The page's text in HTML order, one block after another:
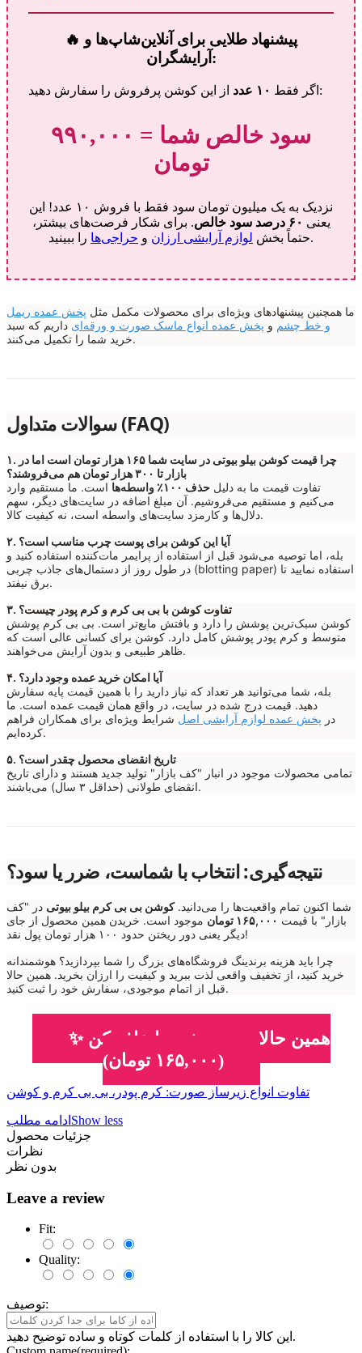
🔥 پیشنهاد طلایی برای آنلاین‌شاپ‌ها و
آرایشگران:
اگر فقط ۱۰ عدد از این کوشن پرفروش را سفارش دهید:
سود خالص شما = ۹۹۰,۰۰۰
تومان
نزدیک به یک میلیون تومان سود فقط با فروش ۱۰ عدد! این
یعنی ۶۰ درصد سود خالص
. برای شکار فرصت‌های بیشتر،
حتماً بخش لوازم آرایشی ارزان و حراجی‌ها را ببینید.
ما همچنین پیشنهادهای ویژه‌ای برای محصولات مکمل مثل پخش عمده ریمل
و خط چشم و پخش عمده انواع ماسک صورت و ورقه‌ای داریم که سبد
خرید شما را تکمیل می‌کنند.
سوالات متداول (FAQ)
۱. چرا قیمت کوشن بیلو بیوتی در سایت شما ۱۶۵ هزار تومان است اما در
بازار تا ۳۰۰ هزار تومان هم می‌فروشند؟
تفاوت قیمت ما به دلیل حذف ۱۰۰٪ واسطه‌ها
است. ما مستقیم وارد
می‌کنیم و مستقیم می‌فروشیم. آن مبلغ اضافه در سایت‌های دیگر، سهم
دلال‌ها و کارمزد سایت‌های واسطه است، نه کیفیت کالا.
۲. آیا این کوشن برای پوست چرب مناسب است؟
بله، اما توصیه می‌شود قبل از استفاده از پرایمر مات‌کننده استفاده کنید و
در طول روز از دستمال‌های جاذب چربی (blotting paper) استفاده نمایید تا
برق نیفتد.
۳. تفاوت کوشن با بی بی کرم و کرم پودر چیست؟
کوشن سبک‌ترین پوشش را دارد و بافتش مایع‌تر است. بی بی کرم پوشش
متوسط و کرم پودر پوشش کامل دارد. کوشن برای کسانی عالی است که
ظاهر طبیعی و بدون آرایش می‌خواهند.
۴. آیا امکان خرید عمده وجود دارد؟
بله، شما می‌توانید هر تعداد که نیاز دارید را با همین قیمت پایه سفارش
دهید. قیمت درج شده در سایت، در واقع همان قیمت عمده است. ما
در پخش عمده لوازم آرایشی اصل شرایط ویژه‌ای برای همکاران فراهم
کرده‌ایم.
۵. تاریخ انقضای محصول چقدر است؟
تمامی محصولات موجود در انبار "کف بازار" تولید جدید هستند و دارای تاریخ
انقضای طولانی (حداقل ۳ سال) می‌باشند.
نتیجه‌گیری: انتخاب با شماست، ضرر یا سود؟
شما اکنون تمام واقعیت‌ها را می‌دانید. کوشن بی بی کرم بیلو بیوتی در "کف
بازار" با قیمت ۱۶۵,۰۰۰ تومان
موجود است. خریدن همین محصول از جای
دیگر یعنی دور ریختن حدود ۱۰۰ هزار تومان پول نقد!
چرا باید هزینه برندینگ فروشگاه‌های بزرگ را شما بپردازید؟ هوشمندانه
خرید کنید، از تخفیف واقعی لذت ببرید و کیفیت را ارزان بخرید. همین حالا
قبل از اتمام موجودی، سفارش خود را ثبت کنید.
✨ همین حالا به سبد خرید اضافه کن
(۱۶۵,۰۰۰ تومان)
تفاوت انواع زیرساز صورت: کرم پودر، بی بی کرم و کوشن
ادامه مطلب Show less
جزئیات محصول
نظرات
بدون نظر
Leave a review
Fit:
Quality:
توصیف:
این کالا را با استفاده از کلمات کوتاه و ساده توضیح دهید.